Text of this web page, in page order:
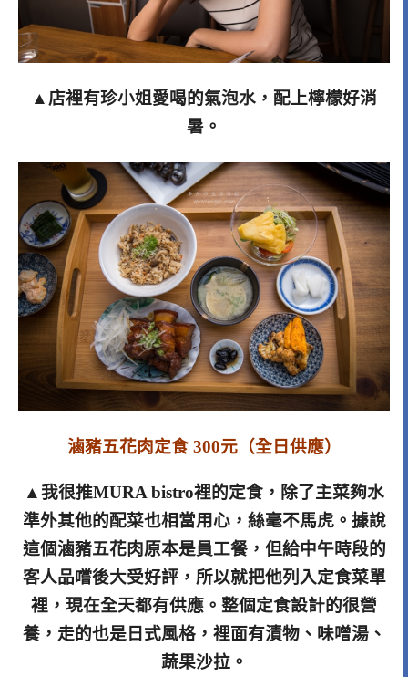
▲店裡有珍小姐愛喝的氣泡水，配上檸檬好消
暑。
滷豬五花肉定食 300元（全日供應）
▲我很推MURA bistro裡的定食，除了主菜夠水
準外其他的配菜也相當用心，絲毫不馬虎。據說
這個滷豬五花肉原本是員工餐，但給中午時段的
客人品嚐後大受好評，所以就把他列入定食菜單
裡，現在全天都有供應。整個定食設計的很營
養，走的也是日式風格，裡面有漬物、味噌湯、
蔬果沙拉。